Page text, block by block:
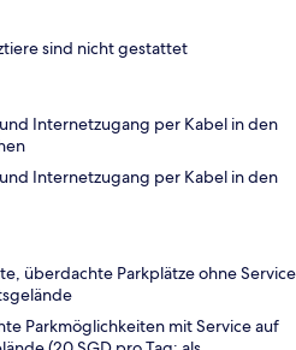
sind nicht gestattet
Internetzugang per Kabel in den
Internetzugang per Kabel in den
überdachte Parkplätze ohne Service
Parkmöglichkeiten mit Service auf